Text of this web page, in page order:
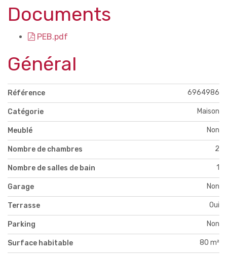
Documents
PEB.pdf
Général
Référence 6964986
Catégorie Maison
Meublé Non
Nombre de chambres 2
Nombre de salles de bain 1
Garage Non
Terrasse Oui
Parking Non
Surface habitable 80 m²